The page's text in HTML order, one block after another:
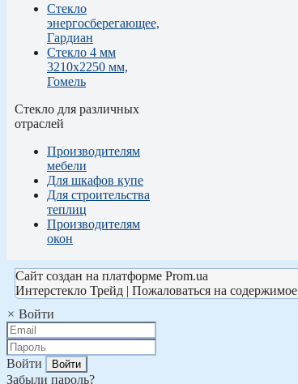
Стекло
энергосберегающее,
Гардиан
Стекло 4 мм
3210х2250 мм,
Гомель
Стекло для различных
отраслей
Производителям
мебели
Для шкафов купе
Для строительства
теплиц
Производителям
окон
Сайт создан на платформе Prom.ua
Интерстекло Трейд | Пожаловаться на содержимое
× Войти
Войти
Забыли пароль?